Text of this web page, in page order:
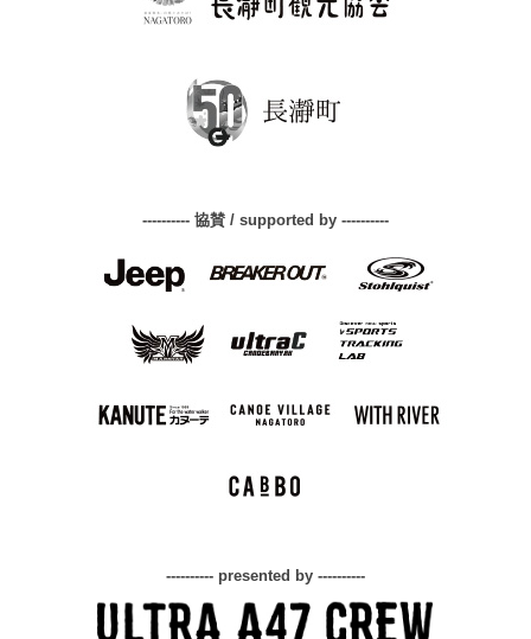
---------- 協賛 / supported by ----------
---------- presented by ----------